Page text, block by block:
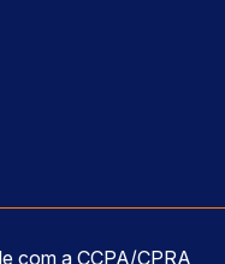
com a CCPA/CPRA